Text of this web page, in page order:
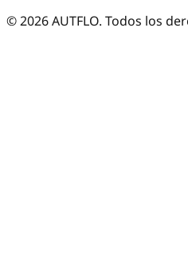
©2026AUTFLO. Todos los